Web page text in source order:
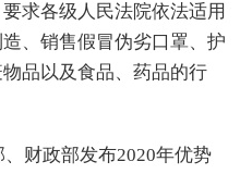
求各级人民法院依法适用
、销售假冒伪劣口罩、护
品以及食品、药品的行
财政部发布2020年优势